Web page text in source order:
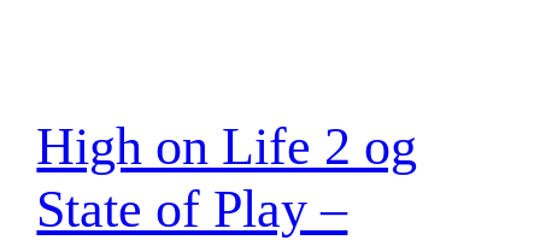
High on Life 2 og
State of Play –